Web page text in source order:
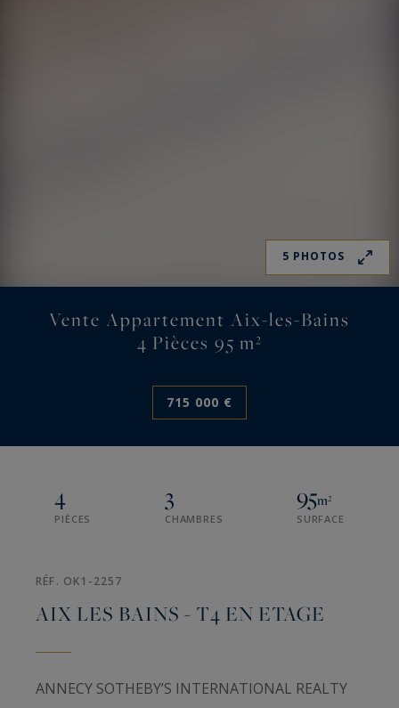
5 PHOTOS
Vente Appartement Aix-les-Bains
4 Pièces 95 m²
715 000 €
4
PIÈCES
3
CHAMBRES
95m²
SURFACE
RÉF. OK1-2257
AIX LES BAINS - T4 EN ETAGE
ANNECY SOTHEBY’S INTERNATIONAL REALTY